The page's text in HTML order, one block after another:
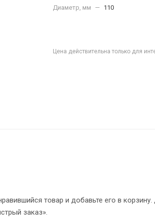
Диаметр, мм
— 110
Цена действительна только для
товар и добавьте его в корзину.
заказ».